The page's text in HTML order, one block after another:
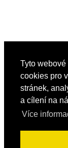
Tyto
cookies pro
stránek,
a cílení na
Více